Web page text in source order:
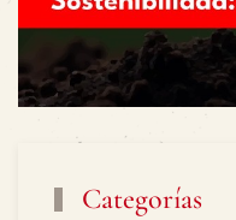
Categorías